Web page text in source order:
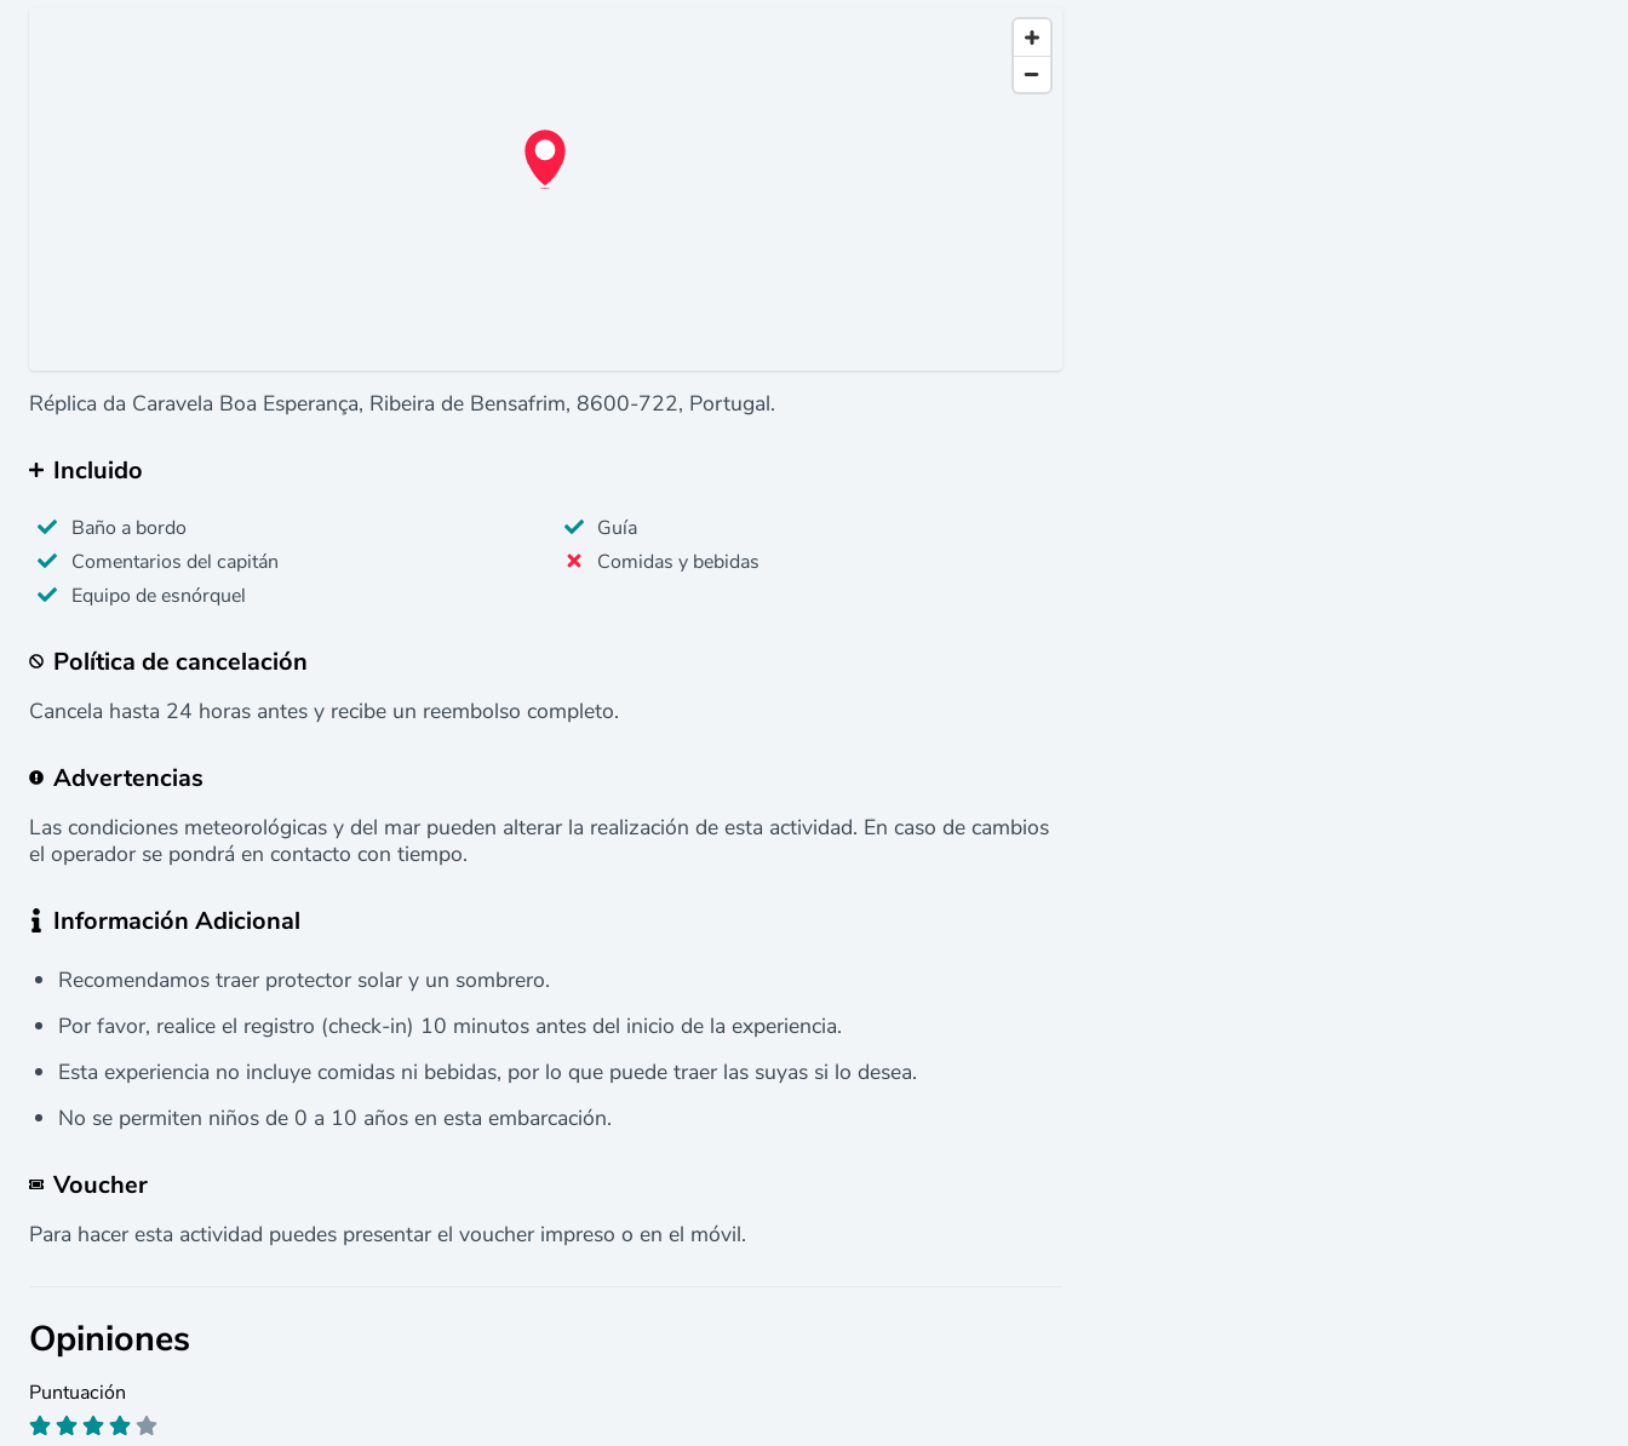
Réplica da Caravela Boa Esperança, Ribeira de Bensafrim, 8600-722, Portugal.
Incluido
Baño a bordo
Comentarios del capitán
Equipo de esnórquel
Guía
Comidas y bebidas
Política de cancelación
Cancela hasta 24 horas antes y recibe un reembolso completo.
Advertencias
Las condiciones meteorológicas y del mar pueden alterar la realización de esta actividad. En caso de cambios
el operador se pondrá en contacto con tiempo.
Información Adicional
Recomendamos traer protector solar y un sombrero.
Por favor, realice el registro (check-in) 10 minutos antes del inicio de la experiencia.
Esta experiencia no incluye comidas ni bebidas, por lo que puede traer las suyas si lo desea.
No se permiten niños de 0 a 10 años en esta embarcación.
Voucher
Para hacer esta actividad puedes presentar el voucher impreso o en el móvil.
Opiniones
Puntuación